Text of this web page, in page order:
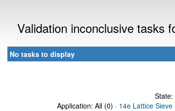
Validation inconclusive tasks
No tasks to display
State:
Application: All (0) · 14e Lattice Sieve